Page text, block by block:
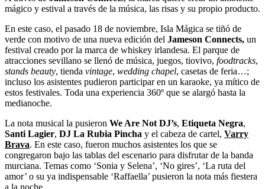
mágico y estival a través de la música, las risas y su propio producto.
En este caso, el pasado 18 de noviembre, Isla Mágica se tiñó de
verde con motivo de una nueva edición del Jameson Connects, un
festival creado por la marca de whiskey irlandesa. El parque de
atracciones sevillano se llenó de música, juegos, tiovivo, foodtracks,
stands beauty, tienda vintage, wedding chapel, casetas de feria…;
incluso los asistentes pudieron participar en un karaoke, ya mítico de
estos festivales. Toda una experiencia 360º que se alargó hasta la
medianoche.
La nota musical la pusieron We Are Not DJ’s, Etiqueta Negra,
Santi Lagier, DJ La Rubia Pincha y el cabeza de cartel, Varry
Brava. En este caso, fueron muchos asistentes los que se
congregaron bajo las tablas del escenario para disfrutar de la banda
murciana. Temas como ‘Sonia y Selena’, ‘No gires’, ‘La ruta del
amor’ o su ya indispensable ‘Raffaella’ pusieron la nota más fiestera
a la noche.